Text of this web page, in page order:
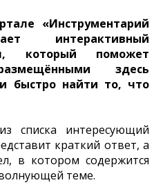
«Инструментарий
интерактивный
который поможет
здесь
быстро найти то, что
списка интересующий
краткий ответ, а
в котором содержится
теме.